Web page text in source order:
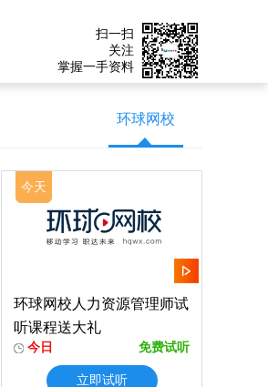
扫一扫
关注
掌握一手资料
环球网校
今天
环球网校人力资源管理师试
听课程送大礼
今日 免费试听
立即试听